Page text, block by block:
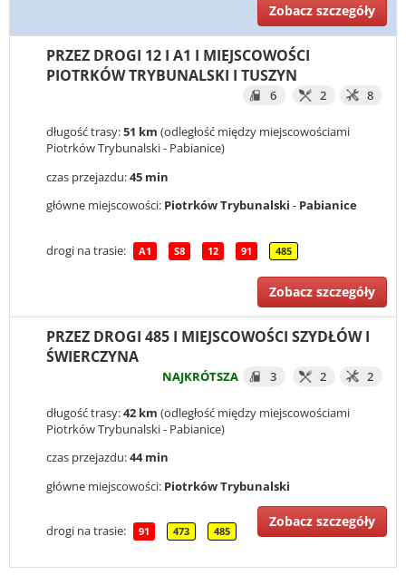
Zobacz szczegóły
PRZEZ DROGI 12 I A1 I MIEJSCOWOŚCI
PIOTRKÓW TRYBUNALSKI I TUSZYN
6 2 8
długość trasy:51 km (odległość między miejscowościami
Piotrków Trybunalski - Pabianice)
czas przejazdu:45 min
główne miejscowości: Piotrków Trybunalski - Pabianice
drogi na trasie: A1 S8 12 91 485
Zobacz szczegóły
PRZEZ DROGI 485 I MIEJSCOWOŚCI SZYDŁÓW I
ŚWIERCZYNA
NAJKRÓTSZA 3 2 2
długość trasy:42 km (odległość między miejscowościami
Piotrków Trybunalski - Pabianice)
czas przejazdu:44 min
główne miejscowości: Piotrków Trybunalski
drogi na trasie: 91 473 485
Zobacz szczegóły